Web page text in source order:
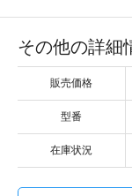
その他の詳細
販売価格
型番
在庫状況